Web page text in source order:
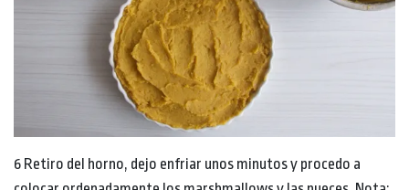
6 Retiro del horno, dejo enfriar unos minutos y procedo a